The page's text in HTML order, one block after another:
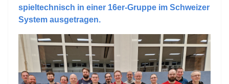
spieltechnisch in einer 16er-Gruppe im Schweizer
System ausgetragen.